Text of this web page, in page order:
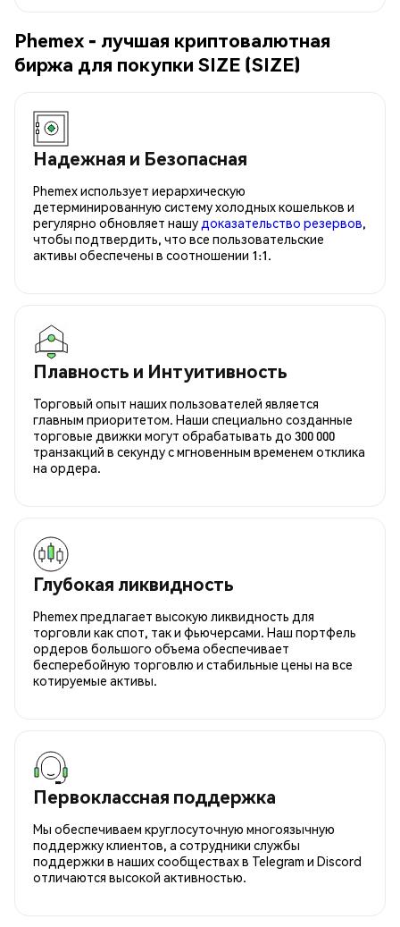
Phemex - лучшая криптовалютная
биржа для покупки SIZE (SIZE)
Надежная и Безопасная
Phemex использует иерархическую
детерминированную систему холодных кошельков и
регулярно обновляет нашу доказательство резервов,
чтобы подтвердить, что все пользовательские
активы обеспечены в соотношении 1:1.
Плавность и Интуитивность
Торговый опыт наших пользователей является
главным приоритетом. Наши специально созданные
торговые движки могут обрабатывать до 300 000
транзакций в секунду с мгновенным временем отклика
на ордера.
Глубокая ликвидность
Phemex предлагает высокую ликвидность для
торговли как спот, так и фьючерсами. Наш портфель
ордеров большого объема обеспечивает
бесперебойную торговлю и стабильные цены на все
котируемые активы.
Первоклассная поддержка
Мы обеспечиваем круглосуточную многоязычную
поддержку клиентов, а сотрудники службы
поддержки в наших сообществах в Telegram и Discord
отличаются высокой активностью.